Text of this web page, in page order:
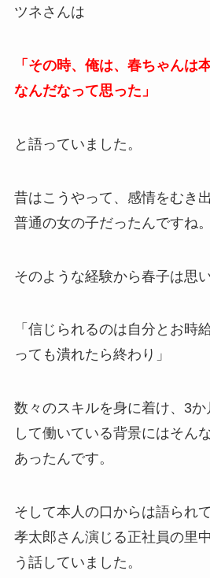
ツネさんは
「その時、俺は、春ちゃんは
なんだなって思った」
と語っていました。
昔はこうやって、感情をむき
普通の女の子だったんですね。
そのような経験から春子は思い
「信じられるのは自分とお時
っても潰れたら終わり」
数々のスキルを身に着け、3か
して働いている背景にはそん
あったんです。
そして本人の口からは語られ
孝太郎さん演じる正社員の里
う話していました。